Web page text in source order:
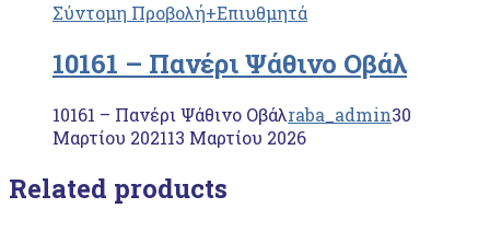
Σύντομη Προβολή+Επιυθμητά
10161 – Πανέρι Ψάθινο Οβάλ
10161 – Πανέρι Ψάθινο Οβάλraba_admin30
Μαρτίου 202113 Μαρτίου 2026
Related products